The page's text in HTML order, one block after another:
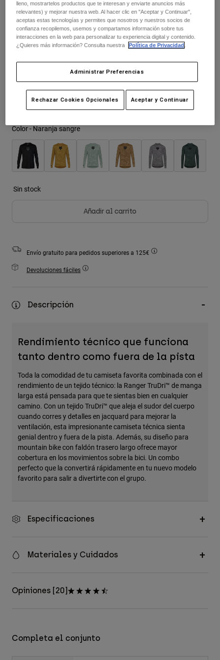
Explorar MTB
Product Help
Guía de Equipamiento de MTB
Explorar Moto
Product Help
Guía de Equipamiento de Moto
Guía de cuidado de cascos
Guía de cuidado de las botas
Camisetas
Sudaderas
Ver todo
Accesorios
Gorras y Gorros
Calcetines
Stickers
Otros Accesorios
Chaquetas
Calcetines
Ver todo
Sudaderas
Chaquetas
Pantalones
Pantalones Cortos
Ver todo
Ver Todo
Bolsas y Mochilas
Price reduced from
64,99 €to45,49 € 30% OFF
Cuadro de tallas
S M
seleccionado
L XL 2XL
Color -Naranja sangre
Sin stock
Añadir al carrito
Envío gratuito para pedidos superiores a 125€
Devoluciones fáciles
Descripción
Rendimiento técnico que funciona
tanto dentro como fuera de la pista
Toda la comodidad de tu camiseta favorita combinada con el
rendimiento de un tejido técnico: la Ranger TruDri™ de manga
larga está pensada para que te sientas bien en cualquier
camino. Con un tejido TruDri™ que aleja el sudor del cuerpo
cuando corres y detalles en jacquard para mejorar la
ventilación, esta impresionante camiseta técnica sienta
genial dentro y fuera de la pista. Además, su diseño para
mountain bike con faldón trasero largo ofrece mayor
cobertura en los movimientos sobre la bici. Un combo
perfecto que la convertirá rápidamente en tu nuevo modelo
favorito para salir a divertirte con el grupo.
Especificaciones
Materiales y Cuidados
Opiniones [20]
Completa el conjunto
lleno, mostrartelos productos que te interesan y enviarte anuncios más
relevantes) y mejorar nuestra web. Al hacer clic en "Aceptar y Continuar",
aceptas estas tecnologías y permites que nosotros y nuestros socios de
confianza recopilemos, usemos y compartamos información sobre tus
interacciones en la web para personalizar tu experiencia digital y contenido.
¿Quieres más información? Consulta nuestra
Política de Privacidad
Administrar Preferencias
Rechazar Cookies Opcionales Aceptar y Continuar